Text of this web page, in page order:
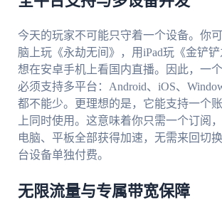
今天的玩家不可能只守着一个设备。你
脑上玩《永劫无间》，用iPad玩《金铲
想在安卓手机上看国内直播。因此，一
必须支持多平台：Android、iOS、
都不能少。更理想的是，它能支持一个
上同时使用。这意味着你只需一个订阅
电脑、平板全部获得加速，无需来回切
台设备单独付费。
无限流量与专属带宽保障